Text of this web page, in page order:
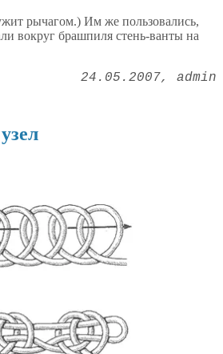
рычагом.) Им же пользовались,
вокруг брашпиля стень-ванты на
24.05.2007 admin